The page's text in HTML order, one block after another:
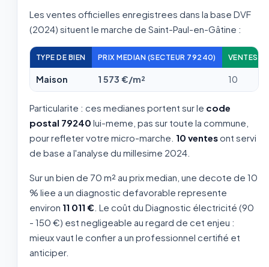
Les ventes officielles enregistrees dans la base DVF
(2024) situent le marche de Saint-Paul-en-Gâtine :
TYPE DE BIEN PRIX MEDIAN (SECTEUR 79240) VENTES
Maison 1 573 €/m² 10
Particularite : ces medianes portent sur le code
postal 79240 lui-meme, pas sur toute la commune,
pour refleter votre micro-marche. 10 ventesont servi
de base a l'analyse du millesime 2024.
Sur un bien de 70 m² au prix median, une decote de 10
% liee a un diagnostic defavorable represente
environ 11 011 € . Le coût du Diagnostic électricité (90
- 150 €) est negligeable au regard de cet enjeu :
mieux vaut le confier a un professionnel certifié et
anticiper.